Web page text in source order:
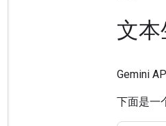
文
Gemini
下面是一